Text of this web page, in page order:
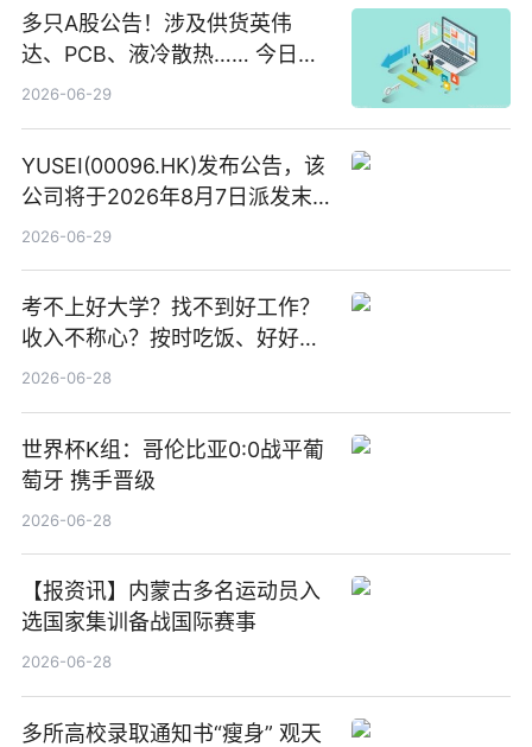
多只A股公告！涉及供货英伟
达、PCB、液冷散热…… 今日快
讯
2026-06-29
YUSEI(00096.HK)发布公告，该
公司将于2026年8月7日派发末
期股息每股人民币0.013元 每日
2026-06-29
考不上好大学？找不到好工作？
收入不称心？按时吃饭、好好睡
觉
2026-06-28
世界杯K组：哥伦比亚0:0战平葡
萄牙 携手晋级
2026-06-28
【报资讯】内蒙古多名运动员入
选国家集训备战国际赛事
2026-06-28
多所高校录取通知书“瘦身” 观天